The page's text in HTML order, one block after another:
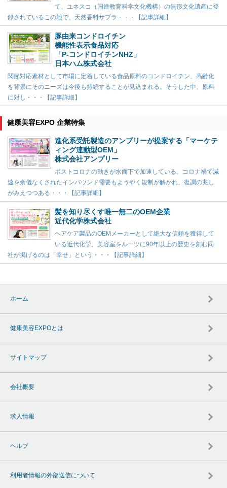
て、ユネスコ（国連教育科学文化機構）の無形文化遺産に登
録されているこの地で、天然香料サプラ・・・【記事詳細】
豚由来コンドロイチン
機能性表示食品対応
「P-コンドロイチンNHZ」
日本ハム株式会社
関節対応素材として市場に定着している食品原料のコンドロイチン。高齢化
を背景にそのニーズは今後も持続することが見込まれる。そうした中、原料
に対し・・・【記事詳細】
健康美容EXPO 企業特集
進化系受託製造のアンプリーが提案する「マーケテ
ィング連動型OEM」
株式会社アンプリー
ポストコロナの動きが水面下で加速している。コロナ禍で減
速を余儀なくされたインバウンド需要もようやく規制が解かれ、復調の兆し
がみえつつある・・・【記事詳細】
髪を知り尽くす唯一無二のOEM企業
近代化学株式会社
ヘアケア製品のOEMメーカーとして絶大な信頼を獲得して
いる近代化学。美容室をルーツに90年以上の歴史を刻む同
社が掲げるのは「幸せ」という・・・【記事詳細】
ホーム
健康美容EXPOとは
サイトマップ
会社概要
求人情報
ヘルプ
利用者情報の外部送信について